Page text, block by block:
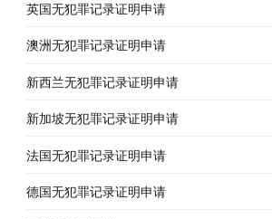
英国无犯罪记录证明申请
澳洲无犯罪记录证明申请
新西兰无犯罪记录证明申请
新加坡无犯罪记录证明申请
法国无犯罪记录证明申请
德国无犯罪记录证明申请